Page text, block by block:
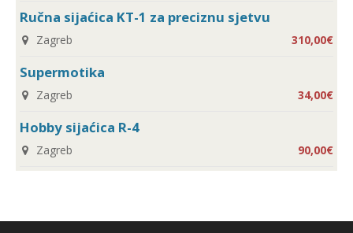
Ručna sijaćica KT-1 za preciznu sjetvu
Zagreb 310,00€
Supermotika
Zagreb 34,00€
Hobby sijaćica R-4
Zagreb 90,00€